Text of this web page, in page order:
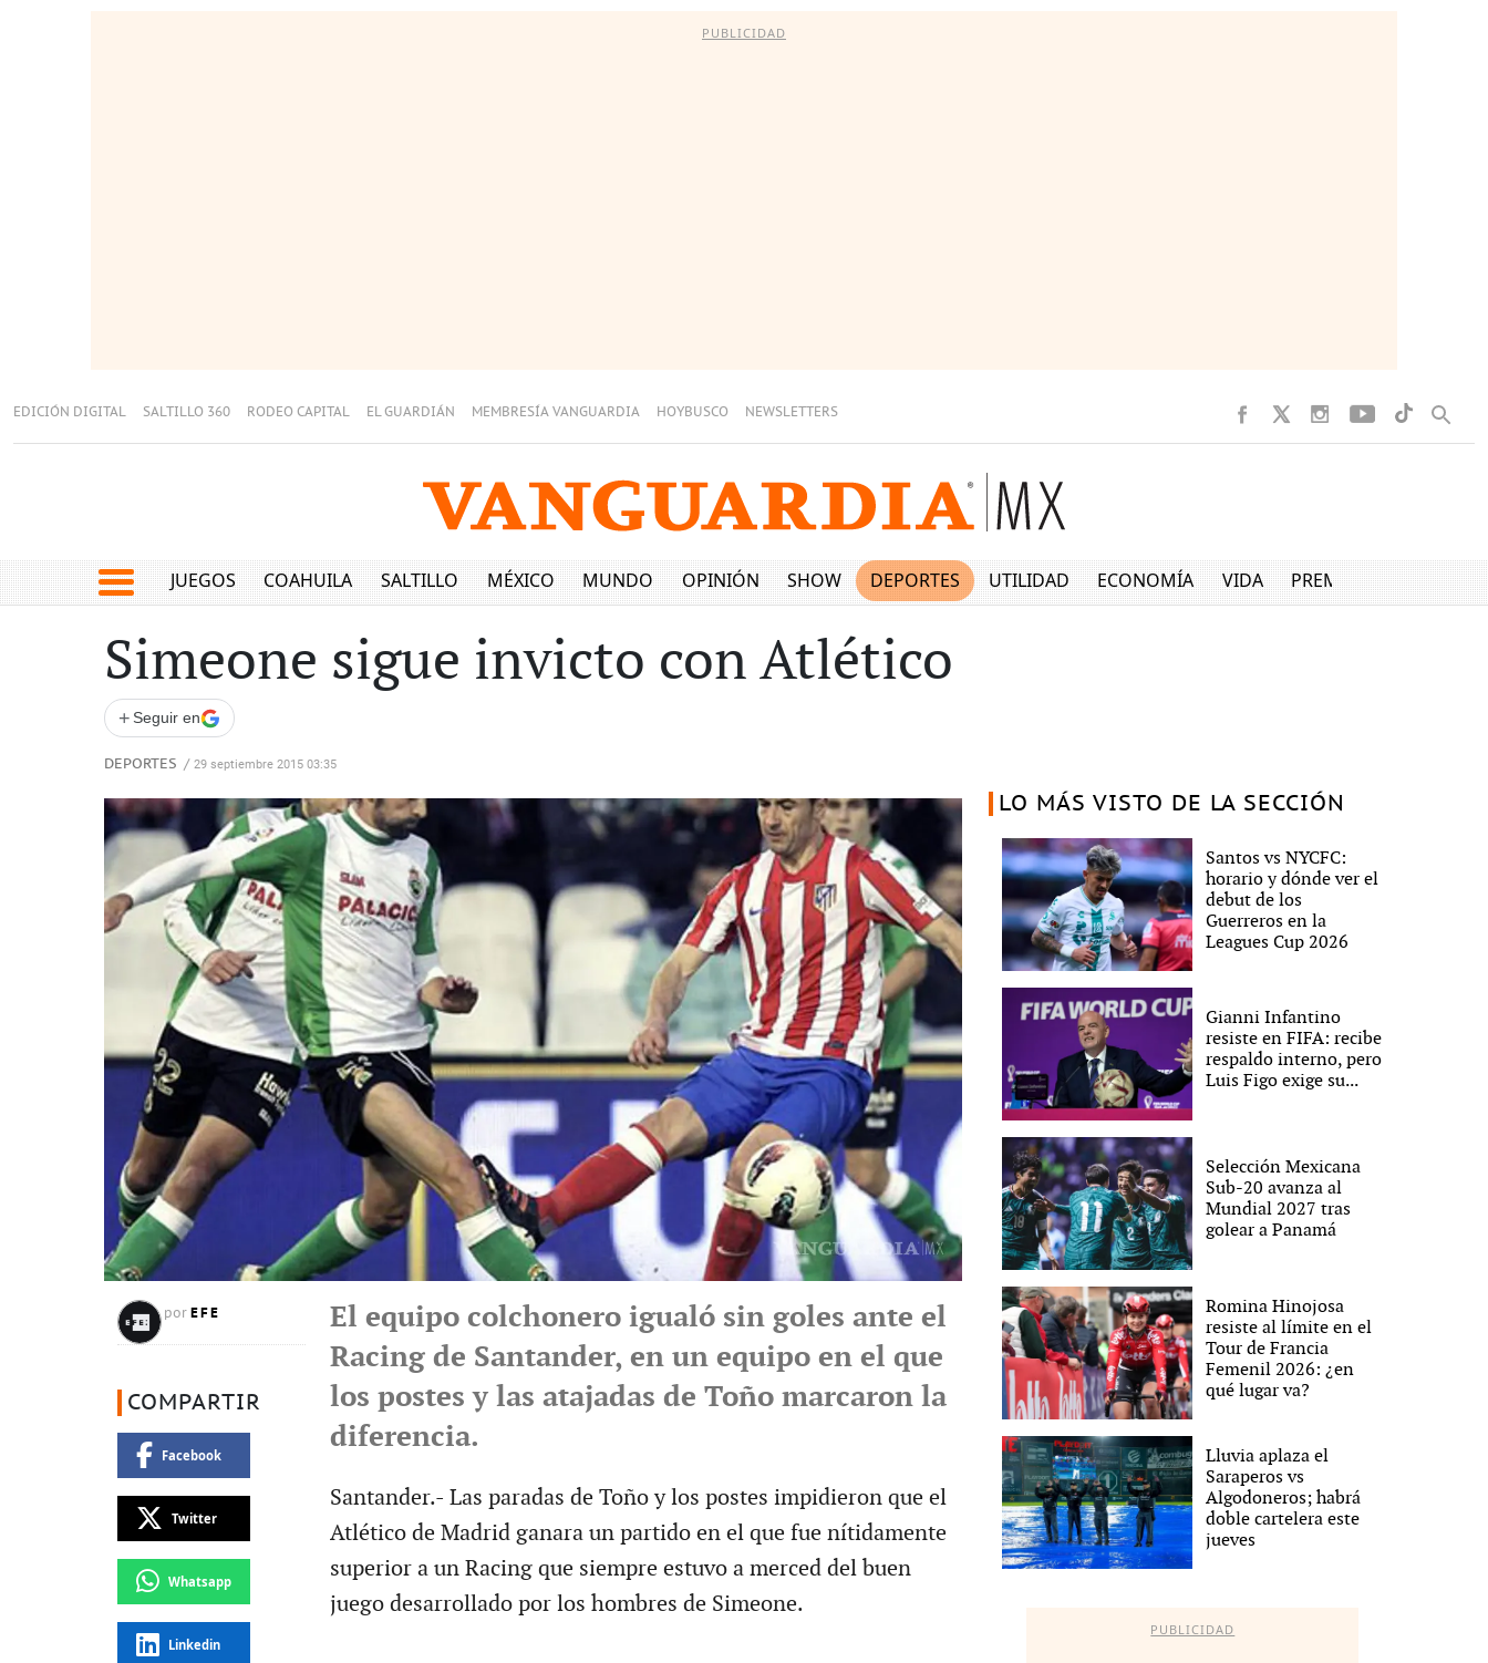
PUBLICIDAD
EDICIÓN DIGITAL SALTILLO 360 RODEO CAPITAL EL GUARDIÁN MEMBRESÍA VANGUARDIA HOYBUSCO NEWSLETTERS
JUEGOS COAHUILA SALTILLO MÉXICO MUNDO OPINIÓN SHOW DEPORTES UTILIDAD ECONOMÍA VIDA PREMIUM
Simeone sigue invicto con Atlético
+ Seguir en
DEPORTES / 29 septiembre 2015 03:35
por EFE
COMPARTIR
Facebook
Twitter
Whatsapp
Linkedin
El equipo colchonero igualó sin goles ante el
Racing de Santander, en un equipo en el que
los postes y las atajadas de Toño marcaron la
diferencia.
Santander.- Las paradas de Toño y los postes impidieron que el
Atlético de Madrid ganara un partido en el que fue nítidamente
superior a un Racing que siempre estuvo a merced del buen
juego desarrollado por los hombres de Simeone.
LO MÁS VISTO DE LA SECCIÓN
Santos vs NYCFC:
horario y dónde ver el
debut de los
Guerreros en la
Leagues Cup 2026
Gianni Infantino
resiste en FIFA: recibe
respaldo interno, pero
Luis Figo exige su...
Selección Mexicana
Sub-20 avanza al
Mundial 2027 tras
golear a Panamá
Romina Hinojosa
resiste al límite en el
Tour de Francia
Femenil 2026: ¿en
qué lugar va?
Lluvia aplaza el
Saraperos vs
Algodoneros; habrá
doble cartelera este
jueves
PUBLICIDAD